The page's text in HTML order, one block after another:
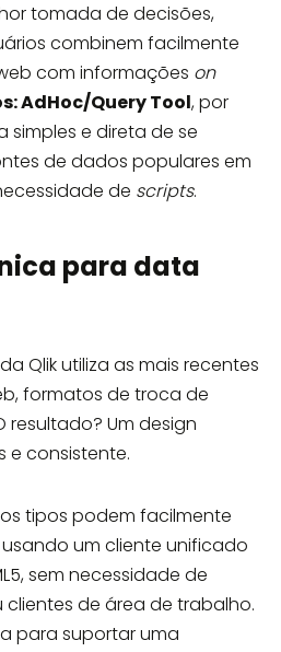
tomada de decisões,
combinem facilmente
com informações on
AdHoc/Query Tool, por
simples e direta de se
de dados populares em
de scripts.
para data
Qlik utiliza as mais recentes
formatos de troca de
Um design
e consistente.
tipos podem facilmente
usando um cliente unificado
sem necessidade de
de área de trabalho.
para suportar uma